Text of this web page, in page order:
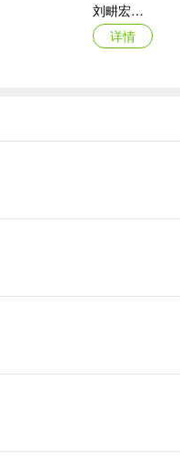
刘畊宏毽子健身操游戏(LiuGengHon)
详情
Sonolus官方正版